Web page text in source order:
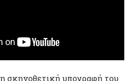
σκηνοθετική υπογραφή του